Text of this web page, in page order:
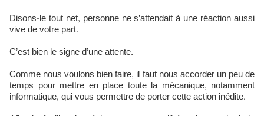
Disons-le tout net, personne ne s’attendait à une réaction aussi
vive de votre part.
C’est bien le signe d’une attente.
Comme nous voulons bien faire, il faut nous accorder un peu de
temps pour mettre en place toute la mécanique, notamment
informatique, qui vous permettre de porter cette action inédite.